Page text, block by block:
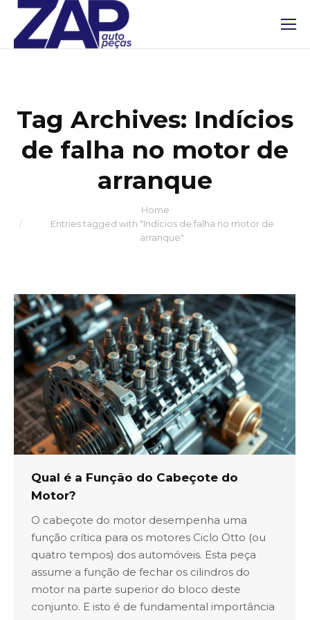
Tag Archives: Indícios
de falha no motor de
arranque
Home
Entries tagged with "Indícios de falha no motor de
arranque"
Qual é a Função do Cabeçote do
Motor?
O cabeçote do motor desempenha uma
função crítica para os motores Ciclo Otto (ou
quatro tempos) dos automóveis. Esta peça
assume a função de fechar os cilindros do
motor na parte superior do bloco deste
conjunto. E isto é de fundamental importância